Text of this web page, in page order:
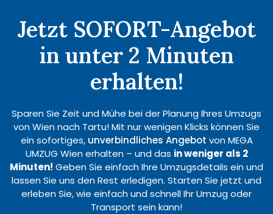
Jetzt SOFORT-Angebot
in unter 2 Minuten
erhalten!
Sparen Sie Zeit und Mühe bei der Planung Ihres Umzugs
von Wien nach Tartu! Mit nur wenigen Klicks können Sie
ein sofortiges, unverbindliches Angebot von MEGA
UMZUG Wien erhalten – und das in weniger als 2
Minuten! Geben Sie einfach Ihre Umzugsdetails ein und
lassen Sie uns den Rest erledigen. Starten Sie jetzt und
erleben Sie, wie einfach und schnell Ihr Umzug oder
Transport sein kann!